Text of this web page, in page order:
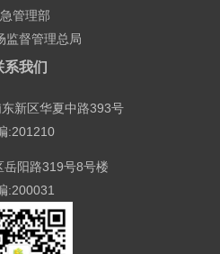
管理部
监督管理总局
系我们
新区华夏中路393号
:201210
岳阳路319号8号楼
:200031